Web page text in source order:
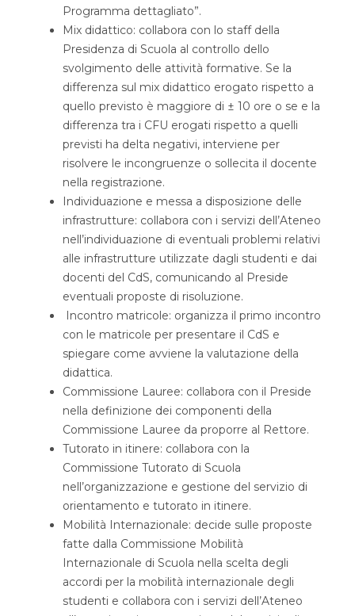
Programma dettagliato”.
Mix didattico: collabora con lo staff della
Presidenza di Scuola al controllo dello
svolgimento delle attività formative. Se la
differenza sul mix didattico erogato rispetto a
quello previsto è maggiore di ± 10 ore o se e la
differenza tra i CFU erogati rispetto a quelli
previsti ha delta negativi, interviene per
risolvere le incongruenze o sollecita il docente
nella registrazione.
Individuazione e messa a disposizione delle
infrastrutture: collabora con i servizi dell’Ateneo
nell’individuazione di eventuali problemi relativi
alle infrastrutture utilizzate dagli studenti e dai
docenti del CdS, comunicando al Preside
eventuali proposte di risoluzione.
Incontro matricole: organizza il primo incontro
con le matricole per presentare il CdS e
spiegare come avviene la valutazione della
didattica.
Commissione Lauree: collabora con il Preside
nella definizione dei componenti della
Commissione Lauree da proporre al Rettore.
Tutorato in itinere: collabora con la
Commissione Tutorato di Scuola
nell’organizzazione e gestione del servizio di
orientamento e tutorato in itinere.
Mobilità Internazionale: decide sulle proposte
fatte dalla Commissione Mobilità
Internazionale di Scuola nella scelta degli
accordi per la mobilità internazionale degli
studenti e collabora con i servizi dell’Ateneo